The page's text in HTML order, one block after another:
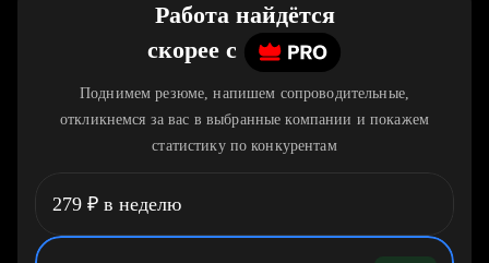
Работа найдётся
скорее c
Поднимем резюме, напишем сопроводительные,
откликнемся за вас в выбранные компании и покажем
статистику по конкурентам
279 ₽ в неделю